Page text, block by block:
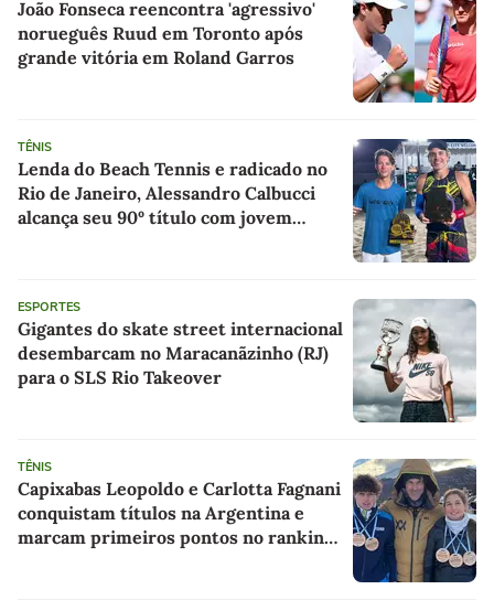
João Fonseca reencontra 'agressivo'
norueguês Ruud em Toronto após
grande vitória em Roland Garros
TÊNIS
Lenda do Beach Tennis e radicado no
Rio de Janeiro, Alessandro Calbucci
alcança seu 90º título com jovem
ESPORTES
Gigantes do skate street internacional
desembarcam no Maracanãzinho (RJ)
para o SLS Rio Takeover
TÊNIS
Capixabas Leopoldo e Carlotta Fagnani
conquistam títulos na Argentina e
marcam primeiros pontos no ranking